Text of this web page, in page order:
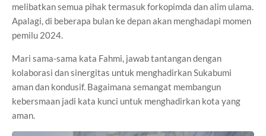
melibatkan semua pihak termasuk forkopimda dan alim ulama.
Apalagi, di beberapa bulan ke depan akan menghadapi momen
pemilu 2024.
Mari sama-sama kata Fahmi, jawab tantangan dengan
kolaborasi dan sinergitas untuk menghadirkan Sukabumi
aman dan kondusif. Bagaimana semangat membangun
kebersmaan jadi kata kunci untuk menghadirkan kota yang
aman.